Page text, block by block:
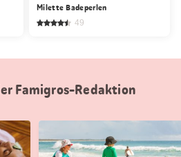
Milette Badeperlen
49
Famigros-Redaktion